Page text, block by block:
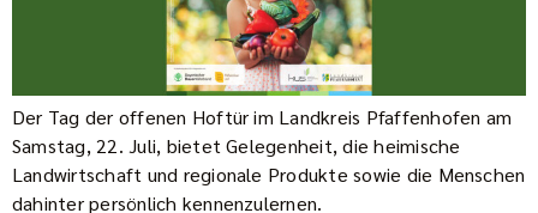
Der Tag der offenen Hoftür im Landkreis Pfaffenhofen am
Samstag, 22. Juli, bietet Gelegenheit, die heimische
Landwirtschaft und regionale Produkte sowie die Menschen
dahinter persönlich kennenzulernen.